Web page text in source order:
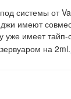
системы от
имеют
уже имеет
на 2ml.